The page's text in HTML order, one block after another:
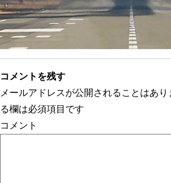
コメントを残す
メールアドレスが公開されることはあり
る欄は必須項目です
コメント